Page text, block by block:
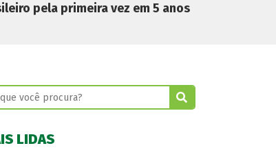
pela primeira vez em 5 anos
LIDAS